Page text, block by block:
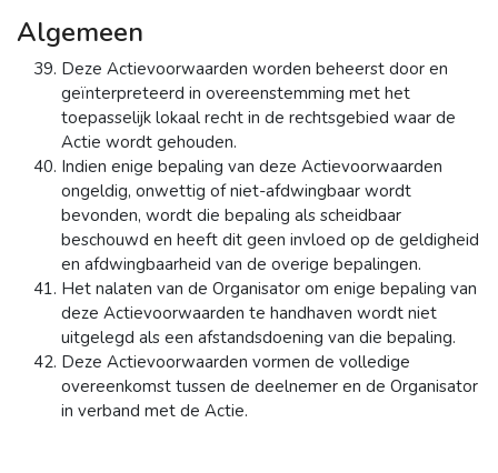
Algemeen
Deze Actievoorwaarden worden beheerst door en
geïnterpreteerd in overeenstemming met het
toepasselijk lokaal recht in de rechtsgebied waar de
Actie wordt gehouden.
Indien enige bepaling van deze Actievoorwaarden
ongeldig, onwettig of niet-afdwingbaar wordt
bevonden, wordt die bepaling als scheidbaar
beschouwd en heeft dit geen invloed op de geldigheid
en afdwingbaarheid van de overige bepalingen.
Het nalaten van de Organisator om enige bepaling van
deze Actievoorwaarden te handhaven wordt niet
uitgelegd als een afstandsdoening van die bepaling.
Deze Actievoorwaarden vormen de volledige
overeenkomst tussen de deelnemer en de Organisator
in verband met de Actie.